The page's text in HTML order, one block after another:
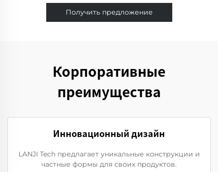
Получить предложение
Корпоративные
преимущества
Инновационный дизайн
LANJI Tech предлагает уникальные конструкции и
частные формы для своих продуктов.